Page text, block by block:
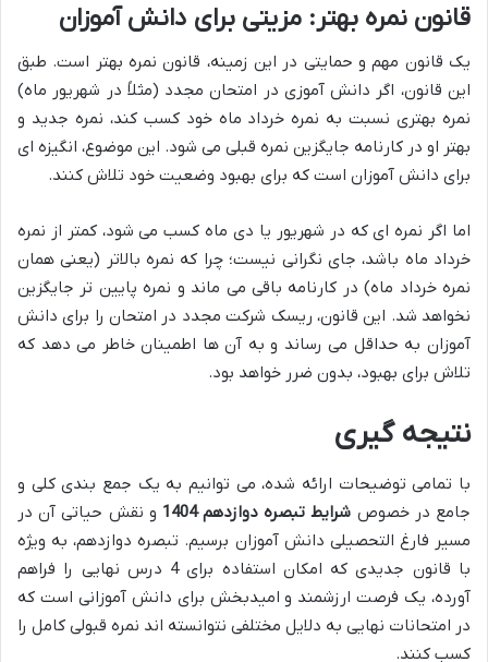
قانون نمره بهتر: مزیتی برای دانش آموزان
یک قانون مهم و حمایتی در این زمینه، قانون نمره بهتر است. طبق
این قانون، اگر دانش آموزی در امتحان مجدد (مثلاً در شهریور ماه)
نمره بهتری نسبت به نمره خرداد ماه خود کسب کند، نمره جدید و
بهتر او در کارنامه جایگزین نمره قبلی می شود. این موضوع، انگیزه ای
برای دانش آموزان است که برای بهبود وضعیت خود تلاش کنند.
اما اگر نمره ای که در شهریور یا دی ماه کسب می شود، کمتر از نمره
خرداد ماه باشد، جای نگرانی نیست؛ چرا که نمره بالاتر (یعنی همان
نمره خرداد ماه) در کارنامه باقی می ماند و نمره پایین تر جایگزین
نخواهد شد. این قانون، ریسک شرکت مجدد در امتحان را برای دانش
آموزان به حداقل می رساند و به آن ها اطمینان خاطر می دهد که
تلاش برای بهبود، بدون ضرر خواهد بود.
نتیجه گیری
با تمامی توضیحات ارائه شده، می توانیم به یک جمع بندی کلی و
جامع در خصوص شرایط تبصره دوازدهم 1404
و نقش حیاتی آن در
مسیر فارغ التحصیلی دانش آموزان برسیم. تبصره دوازدهم، به ویژه
با قانون جدیدی که امکان استفاده برای 4 درس نهایی را فراهم
آورده، یک فرصت ارزشمند و امیدبخش برای دانش آموزانی است که
در امتحانات نهایی به دلایل مختلفی نتوانسته اند نمره قبولی کامل را
کسب کنند.